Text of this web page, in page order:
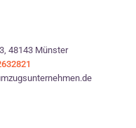
48143 Münster